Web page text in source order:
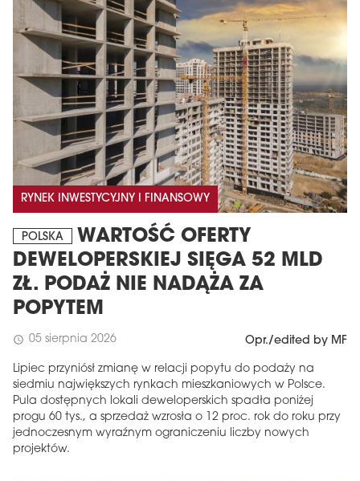
RYNEK INWESTYCYJNY I FINANSOWY
POLSKA
WARTOŚĆ OFERTY
DEWELOPERSKIEJ SIĘGA 52 MLD
ZŁ. PODAŻ NIE NADĄŻA ZA
POPYTEM
schedule 05 sierpnia 2026 Opr./edited by MF
Lipiec przyniósł zmianę w relacji popytu do podaży na
siedmiu największych rynkach mieszkaniowych w Polsce.
Pula dostępnych lokali deweloperskich spadła poniżej
progu 60 tys., a sprzedaż wzrosła o 12 proc. rok do roku przy
jednoczesnym wyraźnym ograniczeniu liczby nowych
projektów.